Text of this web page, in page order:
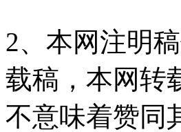
2、本网注明
载稿，本网转
不意味着赞同